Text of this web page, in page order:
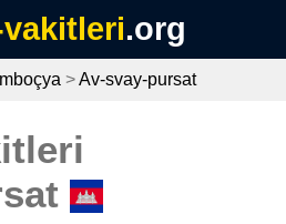
vakitleri.org
>Av-svay-pursat